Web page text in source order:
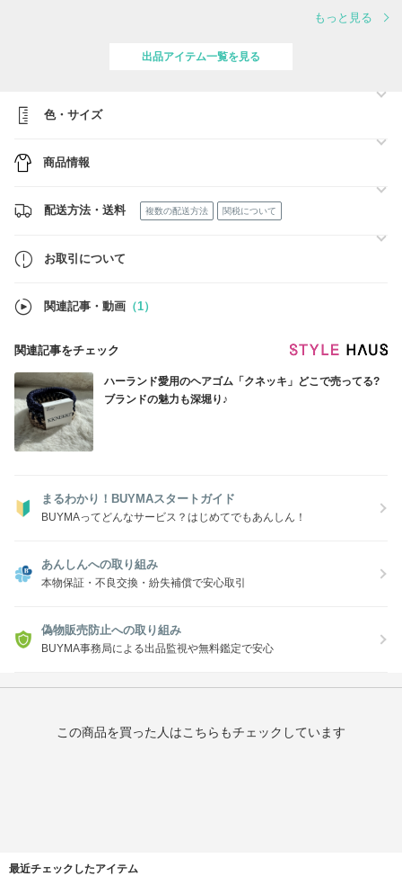
発送から20日を過ぎても商品が配送されなかった場合はお手数をお掛
お急ぎの方、配送遅延に巻き込まれたくない方はご購入をお控え頂く
ご購入ご希望の商品にDHL配送がなかった場合は配送方法をお選び頂け
るように出品し直しますのです、お問い合せにてご連絡下さい。配送会
社の指定がある方はご連絡下さい
負えません。あんしんプラスへの加入を推奨しております。
また、買い付けはお取り寄せできる商品につきましては全てお取り寄せ
にて在庫を確保させて頂きます。
それに伴い大変心苦しいのですが実物の商品の写真を撮る、サイズ感を
店頭での買い付け品の場合、1週間に1・2度程度でまとめて行いますの
もっと見る
出品アイテム一覧を見る
色・サイズ
商品情報
配送方法・送料 複数の配送方法 関税について
お取引について
関連記事・動画 （1）
関連記事をチェック
ハーランド愛用のヘアゴム「クネッキ」どこで売ってる?
ブランドの魅力も深堀り♪
まるわかり！BUYMAスタートガイド
BUYMAってどんなサービス？はじめてでもあんしん！
あんしんへの取り組み
本物保証・不良交換・紛失補償で安心取引
偽物販売防止への取り組み
BUYMA事務局による出品監視や無料鑑定で安心
この商品を買った人はこちらもチェックしています
最近チェックしたアイテム